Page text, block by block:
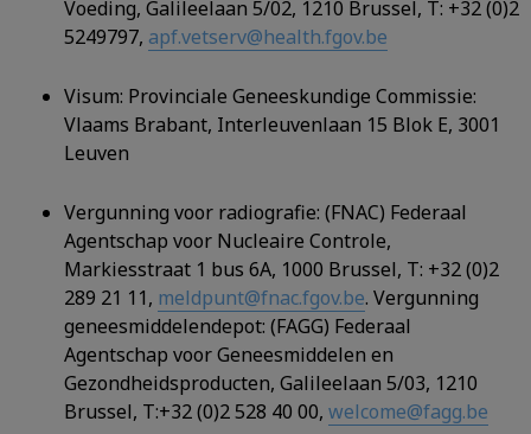
Voeding, Galileelaan 5/02, 1210 Brussel, T: +32 (0)2
5249797, apf.vetserv@health.fgov.be
Visum: Provinciale Geneeskundige Commissie:
Vlaams Brabant, Interleuvenlaan 15 Blok E, 3001
Leuven
Vergunning voor radiografie: (FNAC) Federaal
Agentschap voor Nucleaire Controle,
Markiesstraat 1 bus 6A, 1000 Brussel, T: +32 (0)2
289 21 11, meldpunt@fnac.fgov.be. Vergunning
geneesmiddelendepot: (FAGG) Federaal
Agentschap voor Geneesmiddelen en
Gezondheidsproducten, Galileelaan 5/03, 1210
Brussel, T:+32 (0)2 528 40 00, welcome@fagg.be